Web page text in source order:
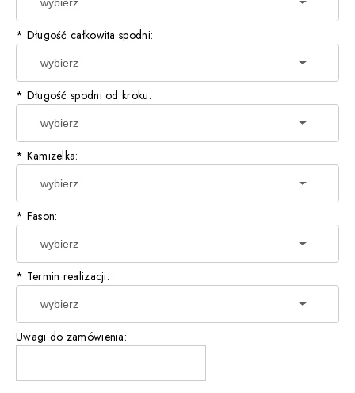
* Długość całkowita spodni:
* Długość spodni od kroku:
* Kamizelka:
* Fason:
* Termin realizacji:
Uwagi do zamówienia: